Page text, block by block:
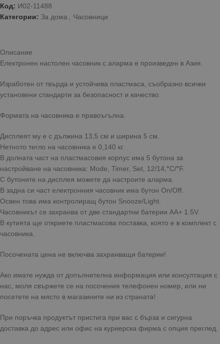
Код: И02-11488
Категории: За дома Часовници
Описание
Електронен настолен часовник с аларма е произведен в Азия.
Изработен от твърда и устойчива пластмаса, съобразно всички
установени стандарти за безопасност и качество.
Формата на часовника е правоъгълна.
Дисплеят му е с дължина 13,5 см и ширина 5 см.
Нетното тегло на часовника е 0,140 кг.
В долната част на пластмасовия корпус има 5 бутона за
настройване на часовника: Mode, Timer, Set, 12/14, °C/°F.
С бутоните на дисплея можете да настроите аларма.
В задна си част електронния часовник има бутон On/Off.
Освен това има контролиращ бутон Snooze/Light.
Часовникът се захранва от две стандартни батерии АА+ 1.5V.
В кутията ще откриете пластмасова поставка, която е в комплект с
часовника.
Посочената цена не включва захранващи батерии!
Ако имате нужда от допълнителна информация или консултация с
нас, моля свържете се на посочения телефонен номер, или ни
посетете на място в магазините ни из страната!
При поръчка продуктът пристига при вас с бърза и сигурна
доставка до адрес или офис на куриерска фирма с опция преглед.